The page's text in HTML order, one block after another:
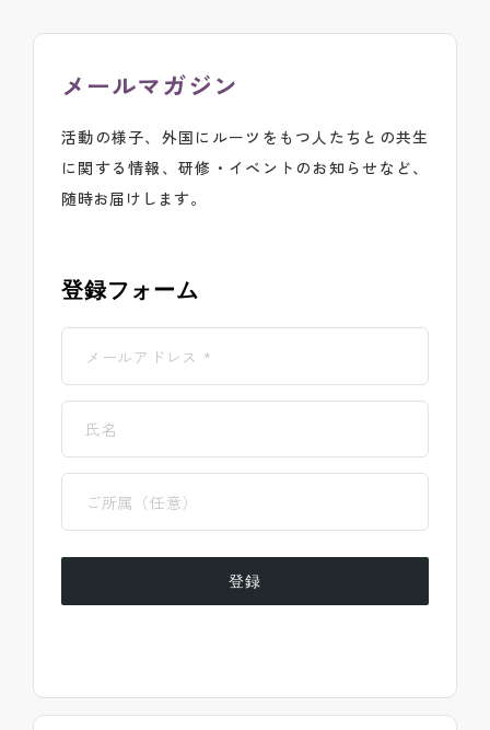
メールマガジン
活動の様子、外国にルーツをもつ人たちとの共生
に関する情報、研修・イベントのお知らせなど、
随時お届けします。
登録フォーム
登録